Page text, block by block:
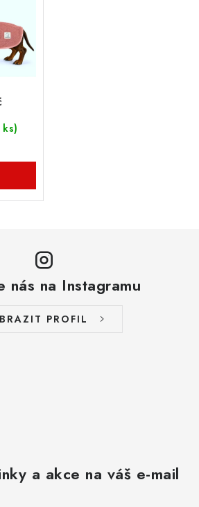
ks)
nás na Instagramu
PROFIL
a akce na váš e-mail